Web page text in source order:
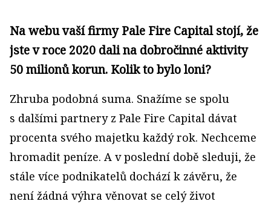
Na webu vaší firmy Pale Fire Capital stojí, že
jste v roce 2020 dali na dobročinné aktivity
50 milionů korun. Kolik to bylo loni?
Zhruba podobná suma. Snažíme se spolu
s dalšími partnery z Pale Fire Capital dávat
procenta svého majetku každý rok. Nechceme
hromadit peníze. A v poslední době sleduji, že
stále více podnikatelů dochází k závěru, že
není žádná výhra věnovat se celý život